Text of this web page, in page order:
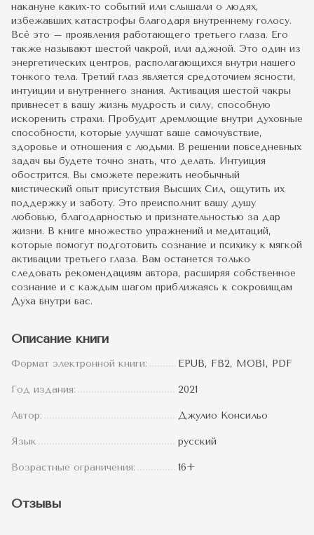
накануне каких-то событий или слышали о людях,
избежавших катастрофы благодаря внутреннему голосу.
Всё это – проявления работающего третьего глаза. Его
также называют шестой чакрой, или аджной. Это один из
энергетических центров, располагающихся внутри нашего
тонкого тела. Третий глаз является средоточием ясности,
интуиции и внутреннего знания. Активация шестой чакры
привнесет в вашу жизнь мудрость и силу, способную
искоренить страхи. Пробудит дремлющие внутри духовные
способности, которые улучшат ваше самочувствие,
здоровье и отношения с людьми. В решении повседневных
задач вы будете точно знать, что делать. Интуиция
обострится. Вы сможете пережить необычный
мистический опыт присутствия Высших Сил, ощутить их
поддержку и заботу. Это преисполнит вашу душу
любовью, благодарностью и признательностью за дар
жизни. В книге множество упражнений и медитаций,
которые помогут подготовить сознание и психику к мягкой
активации третьего глаза. Вам останется только
следовать рекомендациям автора, расширяя собственное
сознание и с каждым шагом приближаясь к сокровищам
Духа внутри вас.
Описание книги
Формат электронной книги: EPUB, FB2, MOBI, PDF
Год издания: 2021
Автор: Джулио Консильо
Язык русский
Возрастные ограничения: 16+
Отзывы